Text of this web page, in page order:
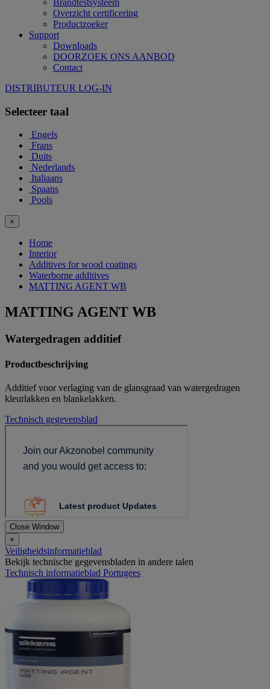
Brandtestsysteem
Overzicht certificering
Productzoeker
Support
Downloads
DOORZOEK ONS AANBOD
Contact
DISTRIBUTEUR LOG-IN
Selecteer taal
Engels
Frans
Duits
Nederlands
Italiaans
Spaans
Pools
×
Home
Interior
Additives for wood coatings
Waterborne additives
MATTING AGENT WB
MATTING AGENT WB
Watergedragen additief
Productbeschrijving
Additief voor verlaging van de glansgraad van watergedragen
kleurlakken en blankelakken.
Technisch gegevensblad
Close Window
×
Veiligheidsinformatieblad
Bekijk technische gegevensbladen in andere talen
Technisch informatieblad Portugees